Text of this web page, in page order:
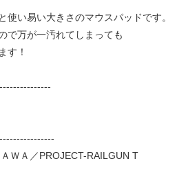
使い易い大きさのマウスパッドです。
で万が一汚れてしまっても
す！
ＷＡ／PROJECT-RAILGUN T